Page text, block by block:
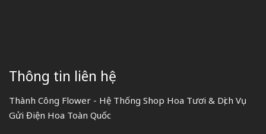
Thông tin liên hệ
Thành Công Flower - Hệ Thống Shop Hoa Tươi & Dịch Vụ
Gửi Điện Hoa Toàn Quốc